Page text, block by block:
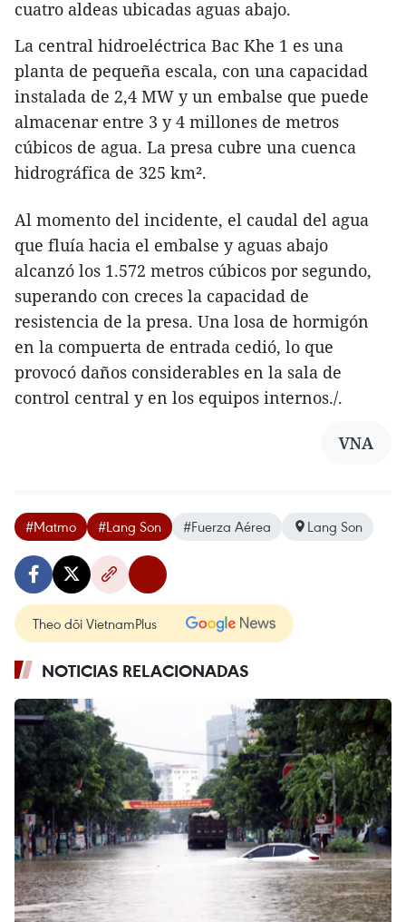
cuatro aldeas ubicadas aguas abajo.
La central hidroeléctrica Bac Khe 1 es una
planta de pequeña escala, con una capacidad
instalada de 2,4 MW y un embalse que puede
almacenar entre 3 y 4 millones de metros
cúbicos de agua. La presa cubre una cuenca
hidrográfica de 325 km².
Al momento del incidente, el caudal del agua
que fluía hacia el embalse y aguas abajo
alcanzó los 1.572 metros cúbicos por segundo,
superando con creces la capacidad de
resistencia de la presa. Una losa de hormigón
en la compuerta de entrada cedió, lo que
provocó daños considerables en la sala de
control central y en los equipos internos./.
VNA
#Matmo #Lang Son #Fuerza Aérea Lang Son
Theo dõi VietnamPlus
NOTICIAS RELACIONADAS